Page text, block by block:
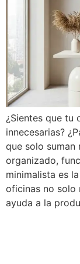
¿Sientes que tu
innecesarias?
que solo suman
organizado,
minimalista es
oficinas no solo
ayuda a la